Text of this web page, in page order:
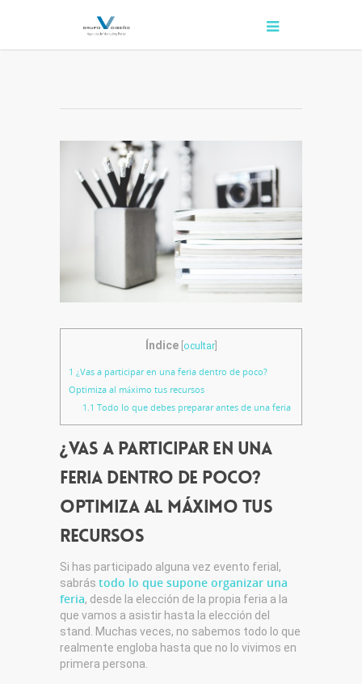
Índice [ocultar]
1 ¿Vas a participar en una feria dentro de poco?
Optimiza al máximo tus recursos
1.1 Todo lo que debes preparar antes de una feria
¿Vas a participar en una
feria dentro de poco?
Optimiza al máximo tus
recursos
Si has participado alguna vez evento ferial,
sabrás todo lo que supone organizar una
feria, desde la elección de la propia feria a la
que vamos a asistir hasta la elección del
stand. Muchas veces, no sabemos todo lo que
realmente engloba hasta que no lo vivimos en
primera persona.